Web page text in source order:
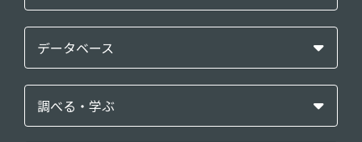
データベース
調べる・学ぶ